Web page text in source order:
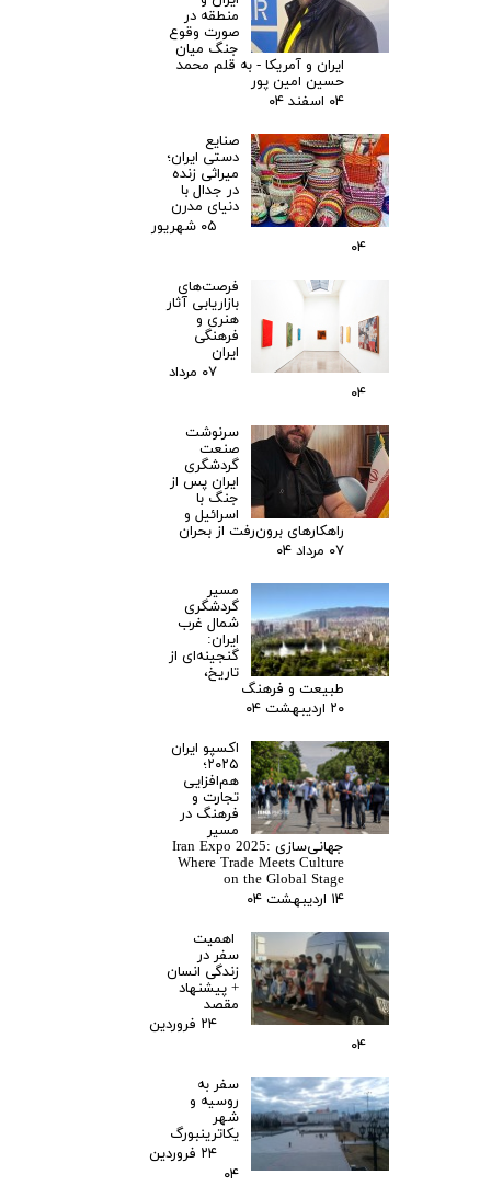
منطقه در
صورت وقوع
جنگ میان
ایران و آمریکا - به قلم محمد
حسین امین پور
۰۴ اسفند ۰۴
صنایع
دستی ایران؛
میراثی زنده
در جدال با
دنیای مدرن
۰۵ شهریور
۰۴
فرصت‌های
بازاریابی آثار
هنری و
فرهنگی
ایران
۰۷ مرداد
۰۴
سرنوشت
صنعت
گردشگری
ایران پس از
جنگ با
اسرائیل و
راهکارهای برون‌رفت از بحران
۰۷ مرداد ۰۴
مسیر
گردشگری
شمال غرب
ایران:
گنجینه‌ای از
تاریخ،
طبیعت و فرهنگ
۲۰ اردیبهشت ۰۴
اکسپو ایران
۲۰۲۵؛
هم‌افزایی
تجارت و
فرهنگ در
مسیر
جهانی‌سازی Iran Expo 2025:
Where Trade Meets Culture
on the Global Stage
۱۴ اردیبهشت ۰۴
اهمیت
سفر در
زندگی انسان
+ پیشنهاد
مقصد
۲۴ فروردین
۰۴
سفر به
روسیه و
شهر
یکاترینبورگ
۲۴ فروردین
۰۴